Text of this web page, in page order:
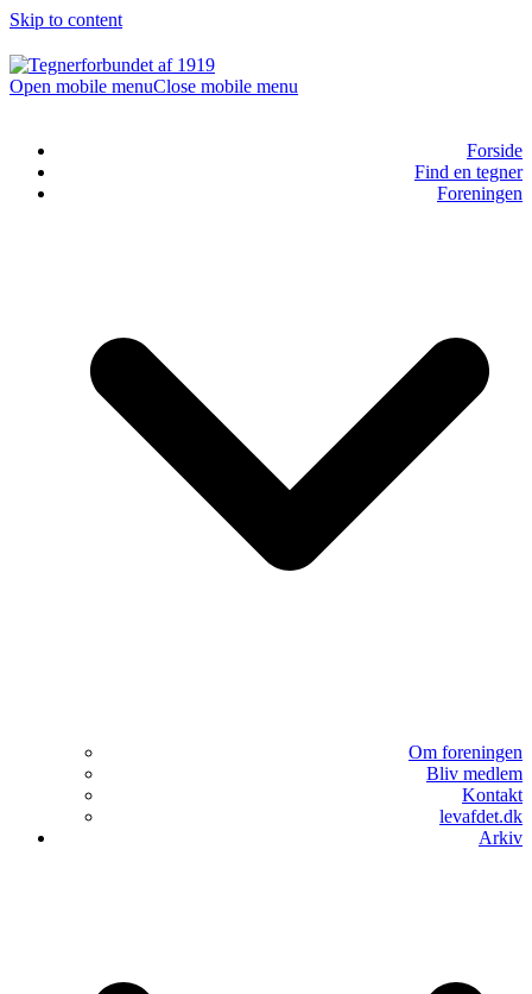
Skip to content
Open mobile menuClose mobile menu
Forside
Find en tegner
Foreningen
Om foreningen
Bliv medlem
Kontakt
levafdet.dk
Arkiv